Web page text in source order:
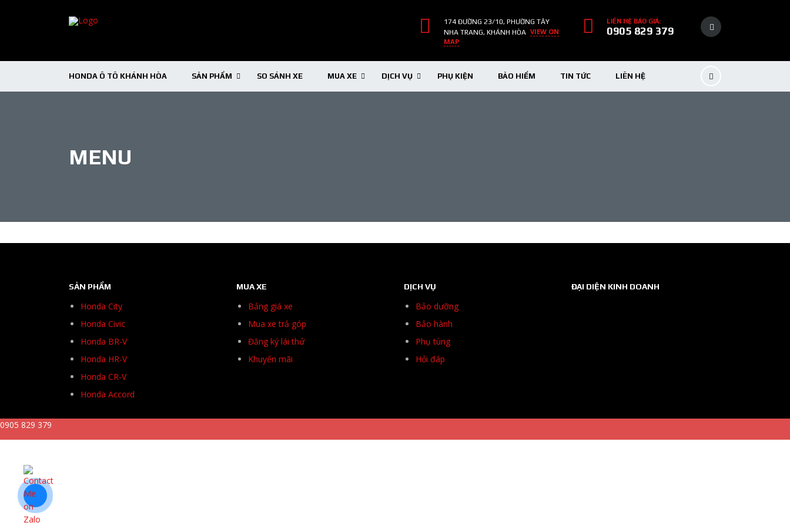
LIÊN HỆ BÁO GIÁ:
0905 829 379
174 ĐƯỜNG 23/10, PHƯỜNG TÂY
NHA TRANG, KHÁNH HÒA VIEW ON
MAP
HONDA Ô TÔ KHÁNH HÒA SẢN PHẨM SO SÁNH XE MUA XE DỊCH VỤ PHỤ KIỆN BẢO HIỂM TIN TỨC LIÊN HỆ
MENU
SẢN PHẨM
Honda City
Honda Civic
Honda BR-V
Honda HR-V
Honda CR-V
Honda Accord
MUA XE
Bảng giá xe
Mua xe trả góp
Đăng ký lái thử
Khuyến mãi
DỊCH VỤ
Bảo dưỡng
Bảo hành
Phụ tùng
Hỏi đáp
ĐẠI DIỆN KINH DOANH
0905 829 379